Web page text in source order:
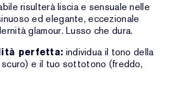
risulterà liscia e sensuale nelle
ed elegante, eccezionale
glamour. Lusso che dura.
perfetta: individua il tono della
scuro) e il tuo sottotono (freddo,